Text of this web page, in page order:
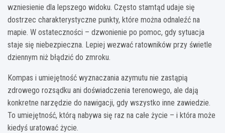
wzniesienie dla lepszego widoku. Często stamtąd udaje się
dostrzec charakterystyczne punkty, które można odnaleźć na
mapie. W ostateczności – dzwonienie po pomoc, gdy sytuacja
staje się niebezpieczna. Lepiej wezwać ratowników przy świetle
dziennym niż błądzić do zmroku.
Kompas i umiejętność wyznaczania azymutu nie zastąpią
zdrowego rozsądku ani doświadczenia terenowego, ale dają
konkretne narzędzie do nawigacji, gdy wszystko inne zawiedzie.
To umiejętność, którą nabywa się raz na całe życie – i która może
kiedyś uratować życie.